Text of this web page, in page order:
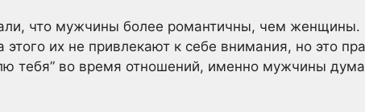
что мужчины более романтичны, чем женщины.
этого их не привлекают к себе внимания, но это
тебя” во время отношений, именно мужчины